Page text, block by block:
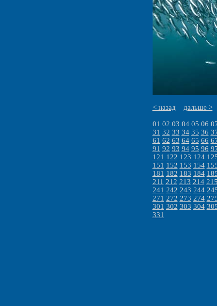
< назад дальше >
01 02 03 04 05 06
31 32 33 34 35 36
61 62 63 64 65 66
91 92 93 94 95 96
121 122 123 124
151 152 153 154
181 182 183 184
211 212 213 214
241 242 243 244
271 272 273 274
301 302 303 304
331